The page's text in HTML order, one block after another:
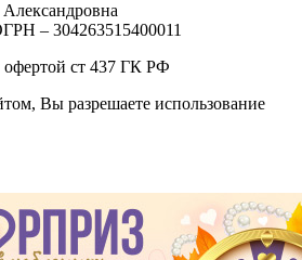
– 304263515400011
офертой ст 437 ГК РФ
Вы разрешаете использование